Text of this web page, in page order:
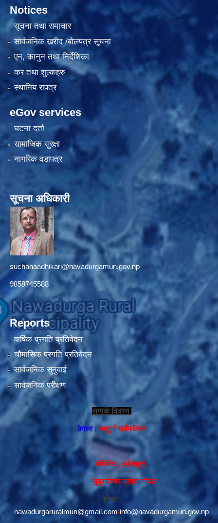
Notices
सूचना तथा समाचार
सार्वजनिक खरीद /बोलपत्र सूचना
एन, कानुन तथा निर्देशिका
कर तथा शुल्कहरु
स्थानिय रापत्र
eGov services
घटना दर्ता
सामाजिक सुरक्षा
नागरिक वडापत्र
सूचना अधिकारी
suchanaadhikari@navadurgamun.gov.np
9858745588
Reports
वार्षिक प्रगति प्रतिवेदन
चौमासिक प्रगति प्रतिवेदन
सार्वजनिक सुनुवाई
सार्वजनिक परीक्षण
सम्पर्क विवरण
ठेगाना :नवदुर्गा गाउँपालिका
मणिलेक , डडेलधुरा
सुदूरपश्चिम प्रदेश, नेपाल
इमेल :
nawadurgaruralmun@gmail.com/info@navadurgamun.gov.np